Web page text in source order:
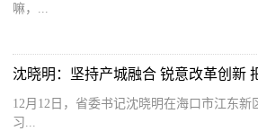
嘛，...
12月12日，省委书记沈晓明在海口市江东
习...